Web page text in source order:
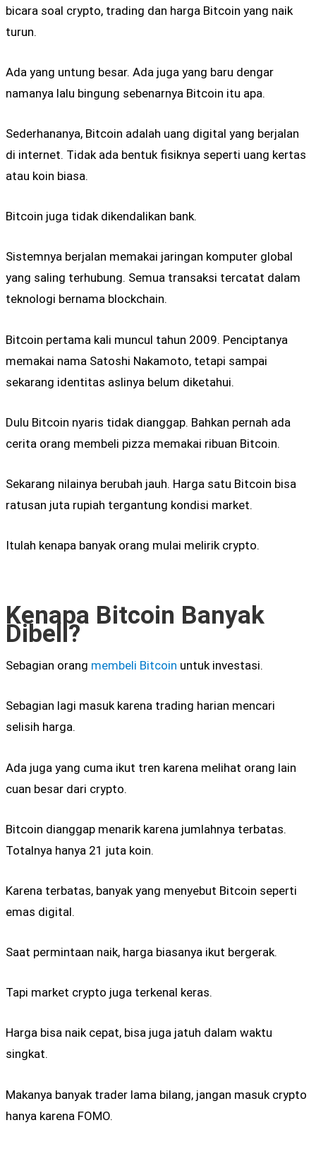
bicara soal crypto, trading dan harga Bitcoin yang naik
turun.
Ada yang untung besar. Ada juga yang baru dengar
namanya lalu bingung sebenarnya Bitcoin itu apa.
Sederhananya, Bitcoin adalah uang digital yang berjalan
di internet. Tidak ada bentuk fisiknya seperti uang kertas
atau koin biasa.
Bitcoin juga tidak dikendalikan bank.
Sistemnya berjalan memakai jaringan komputer global
yang saling terhubung. Semua transaksi tercatat dalam
teknologi bernama blockchain.
Bitcoin pertama kali muncul tahun 2009. Penciptanya
memakai nama Satoshi Nakamoto, tetapi sampai
sekarang identitas aslinya belum diketahui.
Dulu Bitcoin nyaris tidak dianggap. Bahkan pernah ada
cerita orang membeli pizza memakai ribuan Bitcoin.
Sekarang nilainya berubah jauh. Harga satu Bitcoin bisa
ratusan juta rupiah tergantung kondisi market.
Itulah kenapa banyak orang mulai melirik crypto.
Kenapa Bitcoin Banyak
Dibeli?
Sebagian orang membeli Bitcoin untuk investasi.
Sebagian lagi masuk karena trading harian mencari
selisih harga.
Ada juga yang cuma ikut tren karena melihat orang lain
cuan besar dari crypto.
Bitcoin dianggap menarik karena jumlahnya terbatas.
Totalnya hanya 21 juta koin.
Karena terbatas, banyak yang menyebut Bitcoin seperti
emas digital.
Saat permintaan naik, harga biasanya ikut bergerak.
Tapi market crypto juga terkenal keras.
Harga bisa naik cepat, bisa juga jatuh dalam waktu
singkat.
Makanya banyak trader lama bilang, jangan masuk crypto
hanya karena FOMO.